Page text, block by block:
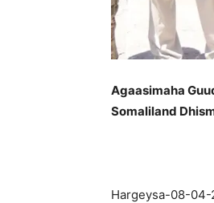
Agaasimaha
Somaliland
Hargeysa-08-04-